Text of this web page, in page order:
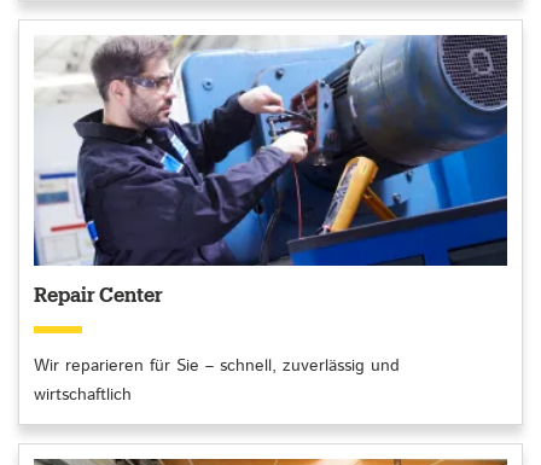
Repair Center
Wir reparieren für Sie – schnell, zuverlässig und
wirtschaftlich